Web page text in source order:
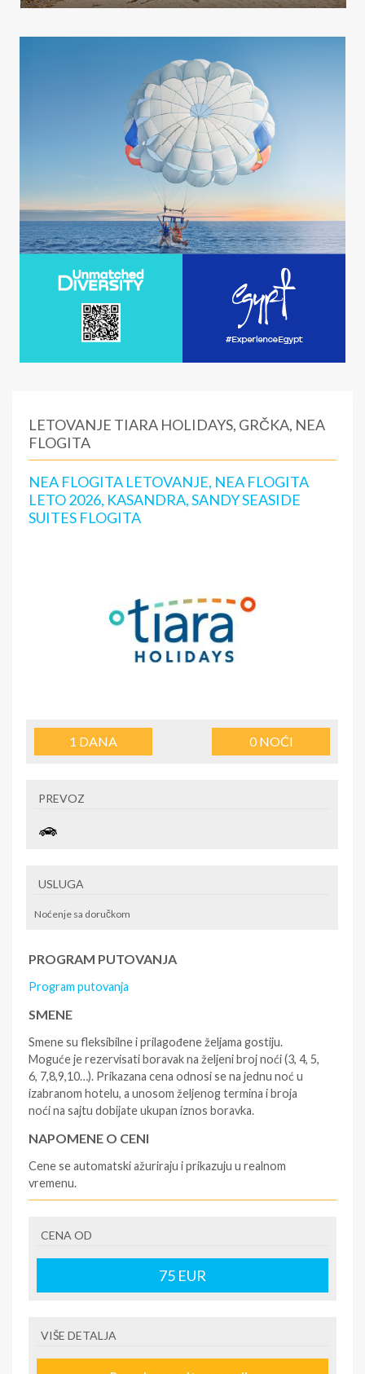
LETOVANJE TIARA HOLIDAYS, GRČKA, NEA
FLOGITA
NEA FLOGITA LETOVANJE, NEA FLOGITA
LETO 2026, KASANDRA, SANDY SEASIDE
SUITES FLOGITA
1 DANA 0NOĆI
PREVOZ
USLUGA
Noćenje sa doručkom
PROGRAM PUTOVANJA
Program putovanja
SMENE
Smene su fleksibilne i prilagođene željama gostiju.
Moguće je rezervisati boravak na željeni broj noći (3, 4, 5,
6, 7,8,9,10…). Prikazana cena odnosi se na jednu noć u
izabranom hotelu, a unosom željenog termina i broja
noći na sajtu dobijate ukupan iznos boravka.
NAPOMENE O CENI
Cene se automatski ažuriraju i prikazuju u realnom
vremenu.
- rezervisane i potvrđene usluge u izabranoj smeštajnoj
jedinici prema opisu - korišćenje hotelskih sadržaja
prema opisu - uslugu rezervacije - organizaciju
putovanja.
krizu) na destinaciji, plaćaju se na recepciji
CENA OD
75 EUR
VIŠE DETALJA